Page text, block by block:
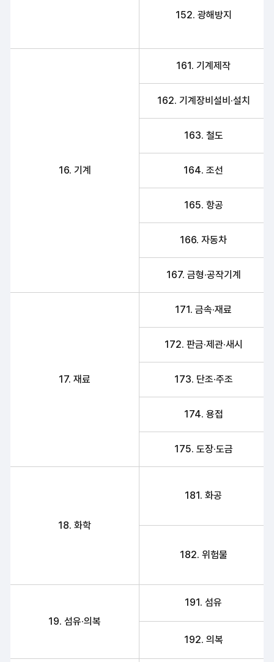
152. 광해방지
16. 기계
161. 기계제작
162. 기계장비설비·설치
163. 철도
164. 조선
165. 항공
166. 자동차
167. 금형·공작기계
17. 재료
171. 금속·재료
172. 판금·제관·새시
173. 단조·주조
174. 용접
175. 도장·도금
18. 화학
181. 화공
182. 위험물
19. 섬유·의복
191. 섬유
192. 의복